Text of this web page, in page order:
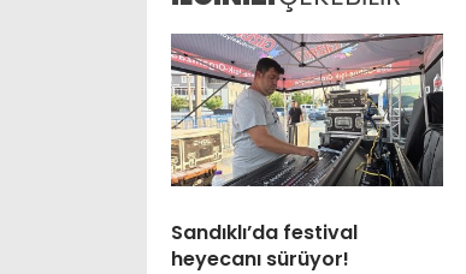
Sandıklı’da festival
heyecanı sürüyor!